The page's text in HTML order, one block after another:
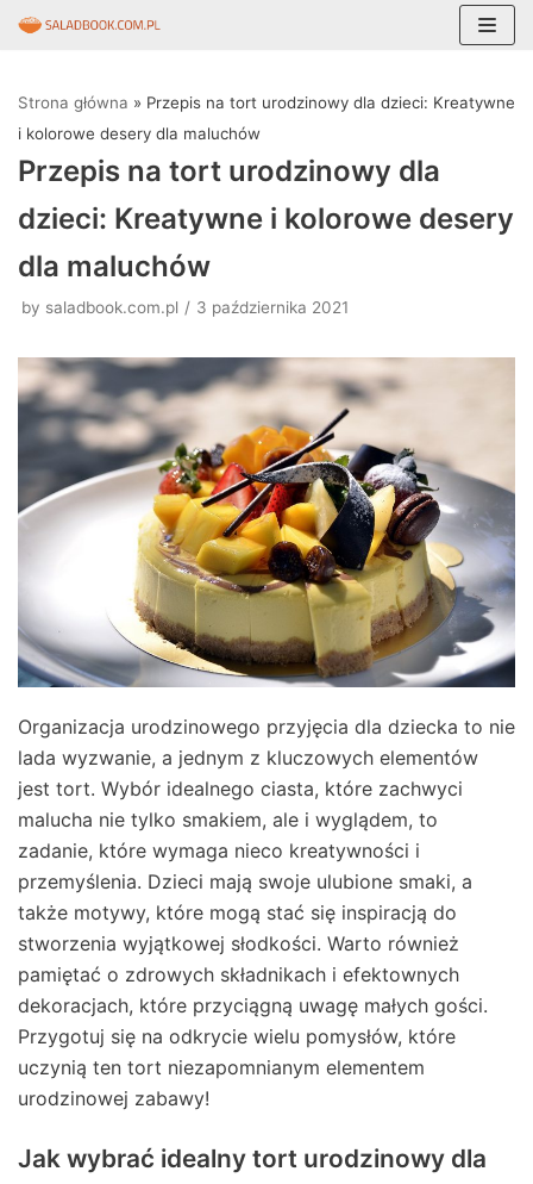
do
treści
Strona główna » Przepis na tort urodzinowy dla dzieci: Kreatywne
i kolorowe desery dla maluchów
Przepis na tort urodzinowy dla
dzieci: Kreatywne i kolorowe desery
dla maluchów
by saladbook.com.pl 3 października 2021
Organizacja urodzinowego przyjęcia dla dziecka to nie
lada wyzwanie, a jednym z kluczowych elementów
jest tort. Wybór idealnego ciasta, które zachwyci
malucha nie tylko smakiem, ale i wyglądem, to
zadanie, które wymaga nieco kreatywności i
przemyślenia. Dzieci mają swoje ulubione smaki, a
także motywy, które mogą stać się inspiracją do
stworzenia wyjątkowej słodkości. Warto również
pamiętać o zdrowych składnikach i efektownych
dekoracjach, które przyciągną uwagę małych gości.
Przygotuj się na odkrycie wielu pomysłów, które
uczynią ten tort niezapomnianym elementem
urodzinowej zabawy!
Jak wybrać idealny tort urodzinowy dla